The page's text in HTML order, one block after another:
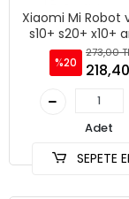
Xiaomi Mi Robot
s10+ s20+ x10+
hepa filtre - 1
%20
273,00
Adet
SEPETE